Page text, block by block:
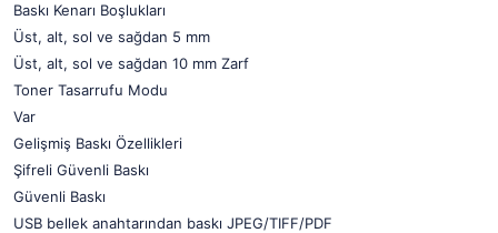
Baskı Kenarı Boşlukları
Üst, alt, sol ve sağdan 5 mm
Üst, alt, sol ve sağdan 10 mm Zarf
Toner Tasarrufu Modu
Var
Gelişmiş Baskı Özellikleri
Şifreli Güvenli Baskı
Güvenli Baskı
USB bellek anahtarından baskı JPEG/TIFF/PDF